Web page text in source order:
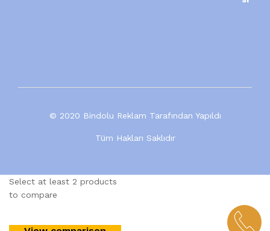
© 2020 Bindolu Reklam Tarafından Yapıldı
Tüm Hakları Saklıdır
Select at least 2 products
to compare